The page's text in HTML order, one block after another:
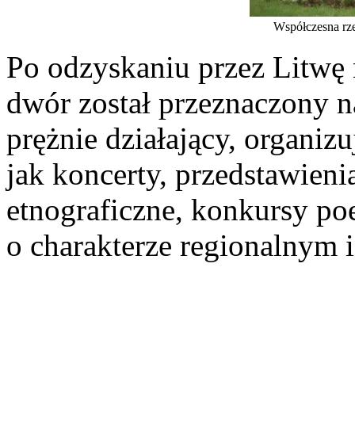
Współczesna
Po odzyskaniu przez
dwór został
prężnie działający,
jak koncerty,
etnograficzne, konkursy
o charakterze